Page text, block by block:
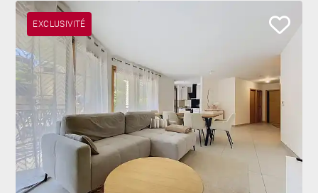
EXCLUSIVITÉ